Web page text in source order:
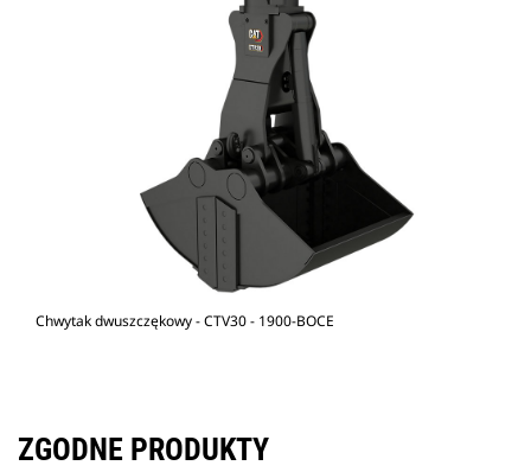
Chwytak dwuszczękowy - CTV30 - 1900-BOCE
ZGODNE PRODUKTY